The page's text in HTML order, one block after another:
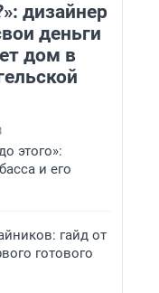
дизайнер
деньги
дом в
этого»:
и его
гайд от
готового